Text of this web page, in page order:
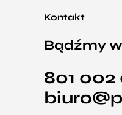
Kontakt
Bądźmy
801